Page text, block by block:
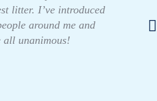
litter. I’ve introduced
around me and
all unanimous!